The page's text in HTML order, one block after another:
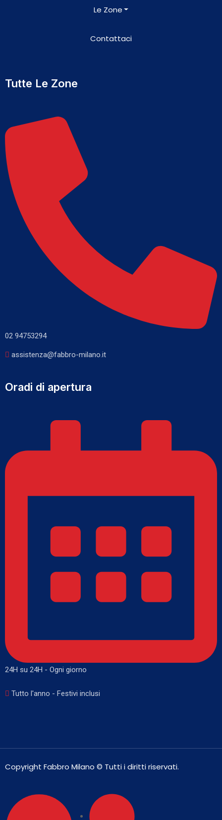
Le Zone
Contattaci
Tutte Le Zone
02 94753294
assistenza@fabbro-milano.it
Oradi di apertura
24H su 24H - Ogni giorno
Tutto l'anno - Festivi inclusi
Copyright Fabbro Milano © Tutti i diritti riservati.